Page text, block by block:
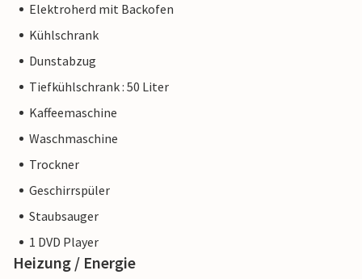
Elektroherd mit Backofen
Kühlschrank
Dunstabzug
Tiefkühlschrank : 50 Liter
Kaffeemaschine
Waschmaschine
Trockner
Geschirrspüler
Staubsauger
1 DVD Player
Heizung / Energie